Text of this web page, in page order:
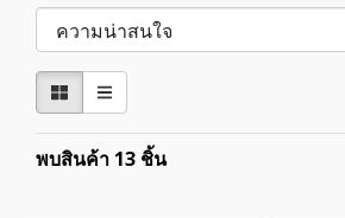
พบสินค้า 13 ชิ้น